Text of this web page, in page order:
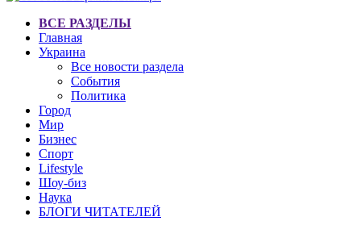
ВСЕ РАЗДЕЛЫ
Главная
Украина
Все новости раздела
События
Политика
Город
Мир
Бизнес
Спорт
Lifestyle
Шоу-биз
Наука
БЛОГИ ЧИТАТЕЛЕЙ